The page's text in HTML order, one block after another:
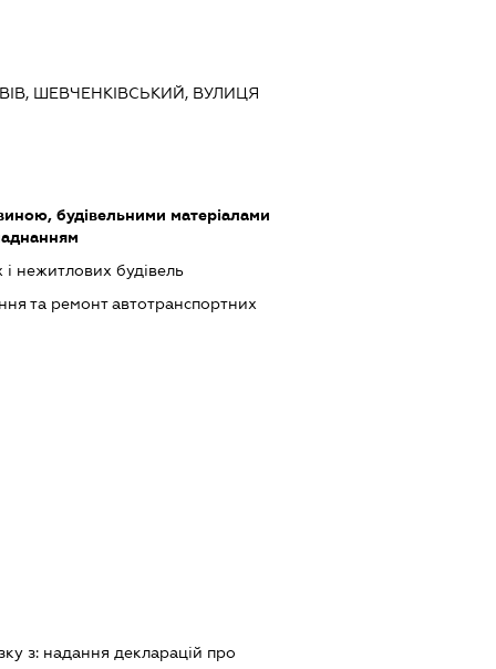
ШЕВЧЕНКІВСЬКИЙ, ВУЛИЦЯ
будівельними матеріалами
нежитлових будівель
та ремонт автотранспортних
з: надання декларацiй про